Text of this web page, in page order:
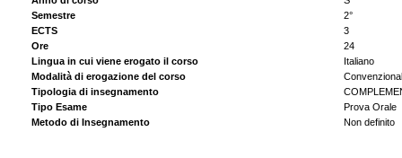
Semestre
2°
ECTS
3
Ore
24
Lingua in cui viene erogato il corso
Italiano
Modalità di erogazione del corso
Tipologia di insegnamento
Tipo Esame
Prova Orale
Metodo di Insegnamento
Non definito